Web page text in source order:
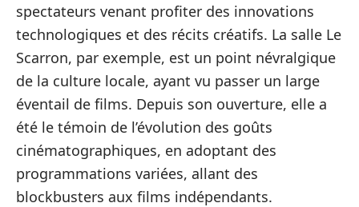
spectateurs venant profiter des innovations
technologiques et des récits créatifs. La salle Le
Scarron, par exemple, est un point névralgique
de la culture locale, ayant vu passer un large
éventail de films. Depuis son ouverture, elle a
été le témoin de l’évolution des goûts
cinématographiques, en adoptant des
programmations variées, allant des
blockbusters aux films indépendants.